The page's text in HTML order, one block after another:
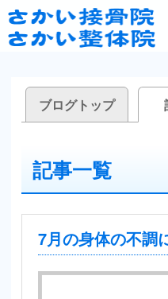
ブログトップ
記事一覧
7月の身体の不調